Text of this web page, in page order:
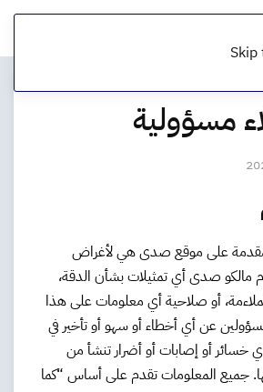
مسؤولية
على موقع صدى هي لأغراض
مالكو صدى أي تمثيلات بشأن الدقة،
أو صلاحية أي معلومات على هذا
عن أي أخطاء أو سهو أو تأخير في
خسائر أو إصابات أو أضرار تنشأ من
جميع المعلومات تقدم على أساس “كما